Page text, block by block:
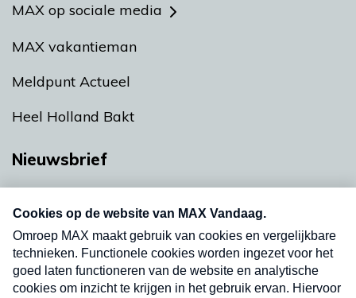
MAX op sociale media
MAX vakantieman
Meldpunt Actueel
Heel Holland Bakt
Nieuwsbrief
Neem hier een gratis abonnement op onze
nieuwsbrief. Elke vrijdag- en dinsdagochtend in
uw mailbox.
Verzend